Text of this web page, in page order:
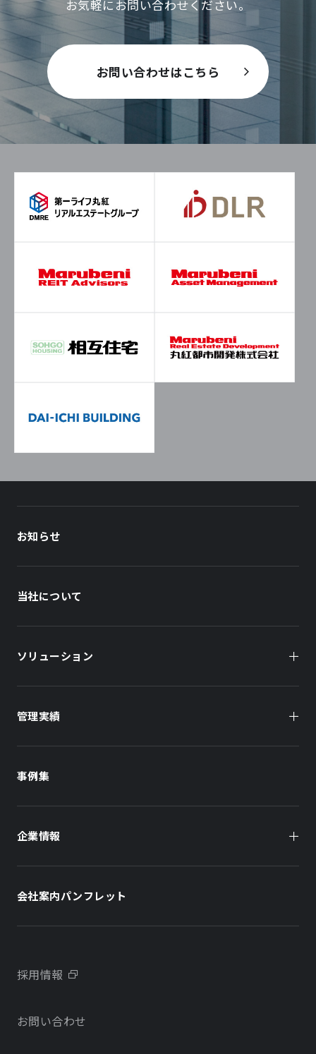
お気軽にお問い合わせください。
お問い合わせはこちら
お知らせ
当社について
ソリューション
オーナー様向け
オフィスビル
住まい（社宅・賃貸住宅）
学校・教育施設
不動産開発をご検討の方へ
物件をお探しの方向け
管理実績
住まい（賃貸住宅）
事例集
企業情報
会社案内パンフレット
採用情報
お問い合わせ